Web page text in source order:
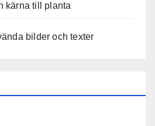
kärna till planta
bilder och texter